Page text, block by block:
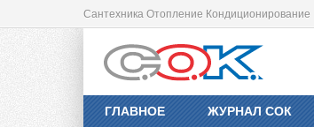
Сантехника Отопление Кондиционирование
ГЛАВНОЕ ЖУРНАЛ СОК